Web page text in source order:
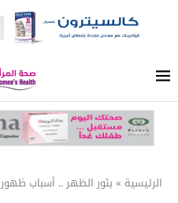
الرئيسية » بثور الظهر .. أسباب